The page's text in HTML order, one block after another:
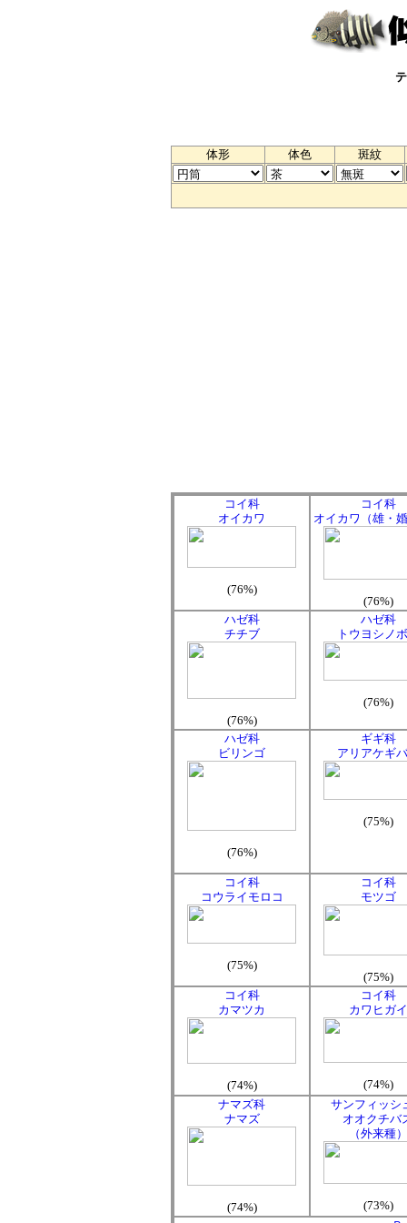
体形 体色 斑紋
コイ科
オイカワ
(76%)
コイ科
オイカワ（雄・
(76%)
ハゼ科
チチブ
(76%)
ハゼ科
トウヨシノ
(76%)
ハゼ科
ビリンゴ
(76%)
ギギ科
アリアケギ
(75%)
コイ科
コウライモロコ
(75%)
コイ科
モツゴ
(75%)
コイ科
カマツカ
(74%)
コイ科
カワヒガイ
(74%)
ナマズ科
ナマズ
(74%)
サンフィッシ
オオクチバ
（外来種）
(73%)